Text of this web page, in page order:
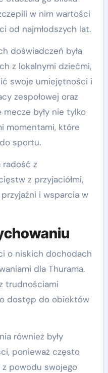
w nim wartości
od najmłodszych lat.
doświadczeń była
z lokalnymi dziećmi,
swoje umiejętności i
zespołowej oraz
były nie tylko
momentami, które
sportu.
radość z
z przyjaciółmi,
i wsparcia w
o niskich dochodach
dla Thurama.
trudnościami
dostęp do obiektów
również były
ponieważ często
z powodu swojego